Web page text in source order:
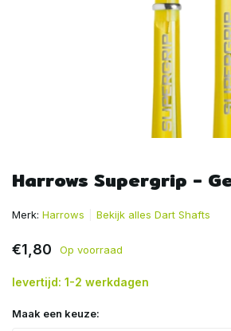
Harrows Supergrip -
Merk: Harrows Bekijk alles Dart Shafts
€1,80 Op voorraad
levertijd: 1-2 werkdagen
Maak een keuze: